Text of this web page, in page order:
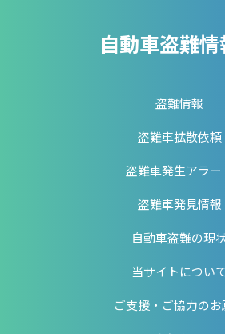
自動車盗難情
盗難情報
盗難車拡散依頼
盗難車発生アラー
盗難車発見情報
自動車盗難の現
当サイトについ
ご支援・ご協力のお